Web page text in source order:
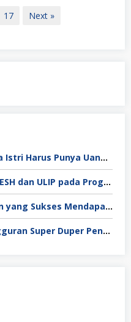
17 Next »
Inilah 5 Alasan Kenapa Istri Harus Punya Uang Sendiri Setelah Menikah
Perbedaan UFLP, U-FRESH dan ULIP pada Program Unilever
Kisah 4 Pengangguran yang Sukses Mendapat Kerja
9 Tips untuk Pengangguran Super Duper Penting